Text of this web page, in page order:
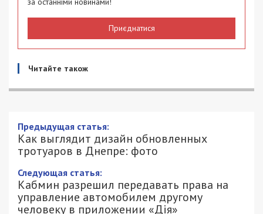
Приєднатися
Читайте також
Как выглядит дизайн обновленных
тротуаров в Днепре: фото
1/10/2020 - 10:52
КСЕНИЯ БАСКАКОВА - СПЕЦИАЛЬНО
ДЛЯ 49000.COM.UA
3319